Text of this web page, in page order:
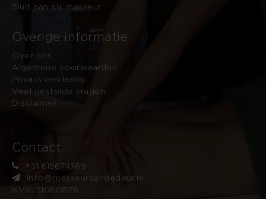
Sluit aan als masseur
Overige informatie
Over ons
Algemene voorwaarden
Privacyverklaring
Veel gestelde vragen
Disclaimer
Contact
+31 615674769
info@masseuraandedeur.nl
KVK: 51060876